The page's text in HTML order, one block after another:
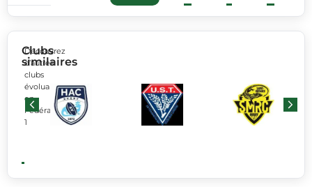
Clubs
similaires
Découvrez
d’autres
clubs
évoluant
en
Fédérale
1